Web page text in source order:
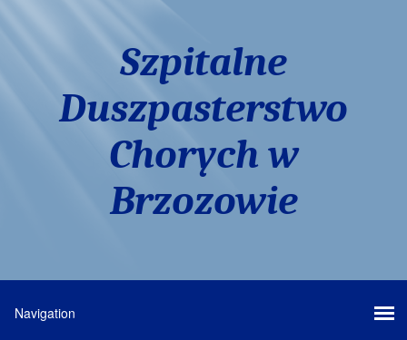
Szpitalne
Duszpasterstwo
Chorych w
Brzozowie